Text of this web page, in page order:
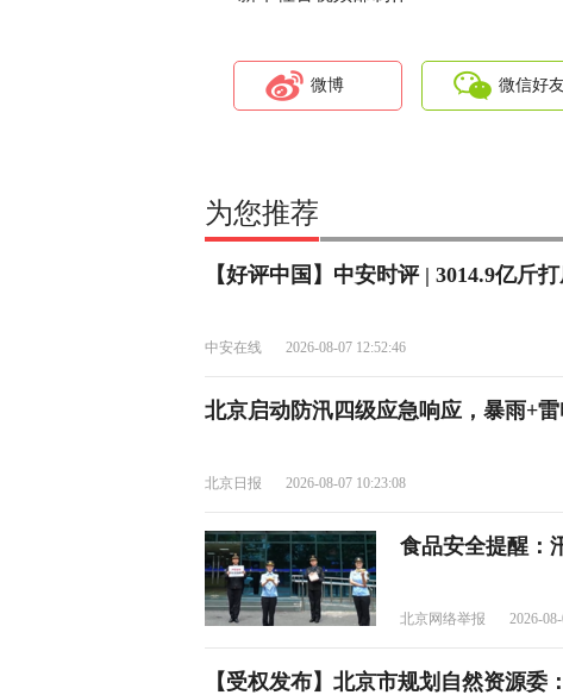
微博 微信好
为您推荐
【好评中国】中安时评 | 3014.9亿斤
中安在线 2026-08-07 12:52:46
北京启动防汛四级应急响应，暴雨+
北京日报 2026-08-07 10:23:08
食品安全提醒：
北京网络举报 2026-
【受权发布】北京市规划自然资源